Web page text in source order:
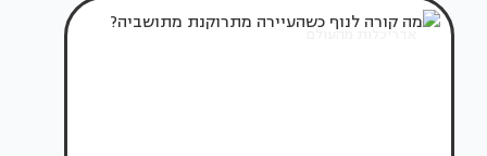
אדריכלות מהעולם